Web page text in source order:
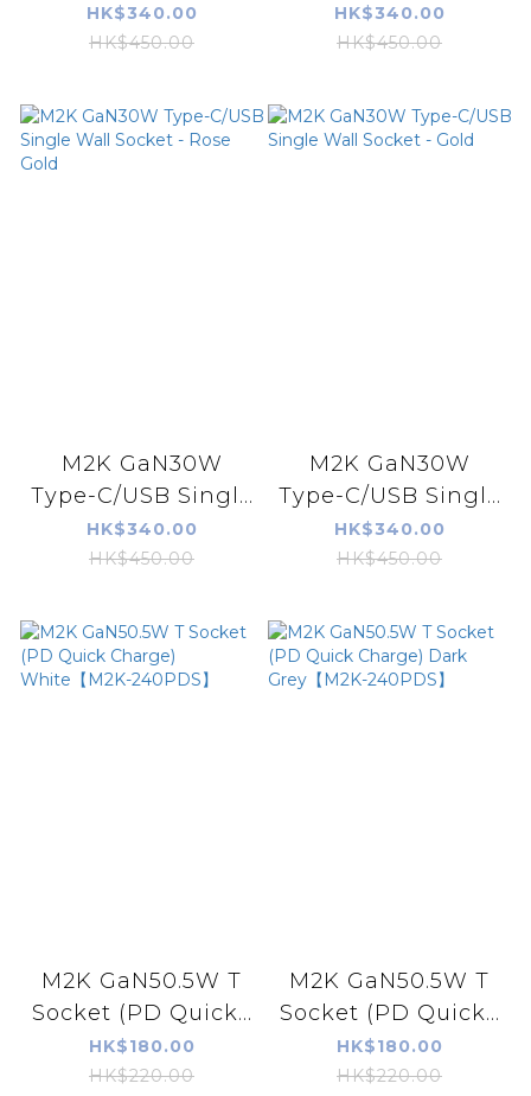
HK$340.00
HK$450.00
HK$340.00
HK$450.00
M2K GaN30W
Type-C/USB Singl...
HK$340.00
HK$450.00
M2K GaN30W
Type-C/USB Singl...
HK$340.00
HK$450.00
M2K GaN50.5W T
Socket (PD Quick...
HK$180.00
HK$220.00
M2K GaN50.5W T
Socket (PD Quick...
HK$180.00
HK$220.00